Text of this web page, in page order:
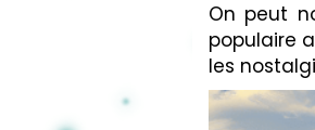
On peut
populaire
les